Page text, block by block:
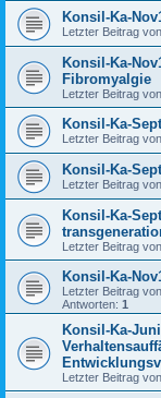
Konsil-Ka-
Letzter Beitrag von
Konsil-Ka-
Fibromyalgie
Letzter Beitrag von
Konsil-Ka-
Letzter Beitrag von
Konsil-Ka-
Letzter Beitrag von
Konsil-Ka-
Letzter Beitrag von
Konsil-Ka-
Letzter Beitrag von
Antworten: 1
Konsil-Ka-
Letzter Beitrag von